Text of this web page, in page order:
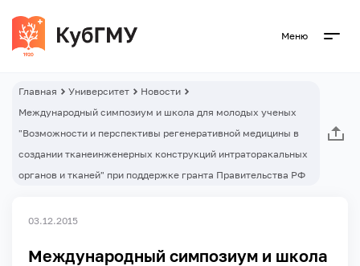
Меню
Главная Университет
Новости
Международный симпозиум и школа для молодых ученых
"Возможности и перспективы регенеративной медицины в
создании тканеинженерных конструкций интраторакальных
органов и тканей" при поддержке гранта Правительства РФ
03.12.2015
Международный симпозиум и школа